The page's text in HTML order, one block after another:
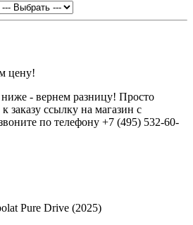
цену!
- вернем разницу! Просто
заказу ссылку на магазин с
по телефону +7 (495) 532-60-
Pure Drive (2025)